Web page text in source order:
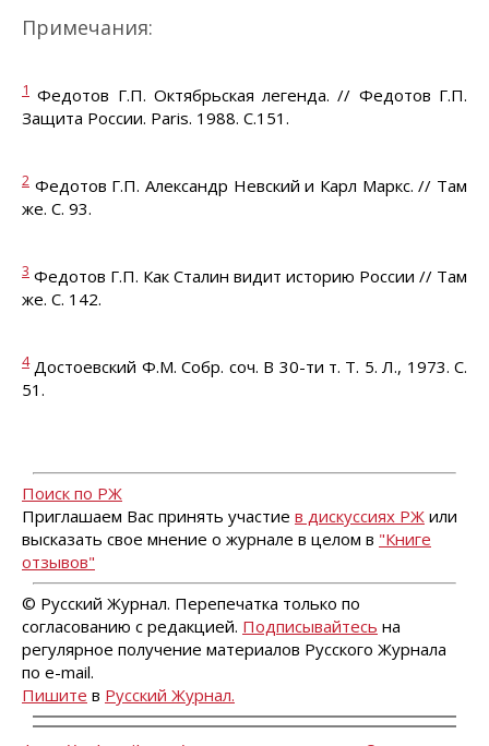
Примечания:
1 Федотов Г.П. Октябрьская легенда. // Федотов Г.П.
Защита России. Paris. 1988. С.151.
2 Федотов Г.П. Александр Невский и Карл Маркс. // Там
же. С. 93.
3 Федотов Г.П. Как Сталин видит историю России // Там
же. С. 142.
4Достоевский Ф.М. Собр. соч. В 30-ти т. Т. 5. Л., 1973. С.
51.
Поиск по РЖ
Приглашаем Вас принять участие в дискуссиях РЖ или
высказать свое мнение о журнале в целом в "Книге
отзывов"
© Русский Журнал. Перепечатка только по
согласованию с редакцией. Подписывайтесь на
регулярное получение материалов Русского Журнала
по e-mail.
Пишите в Русский Журнал.